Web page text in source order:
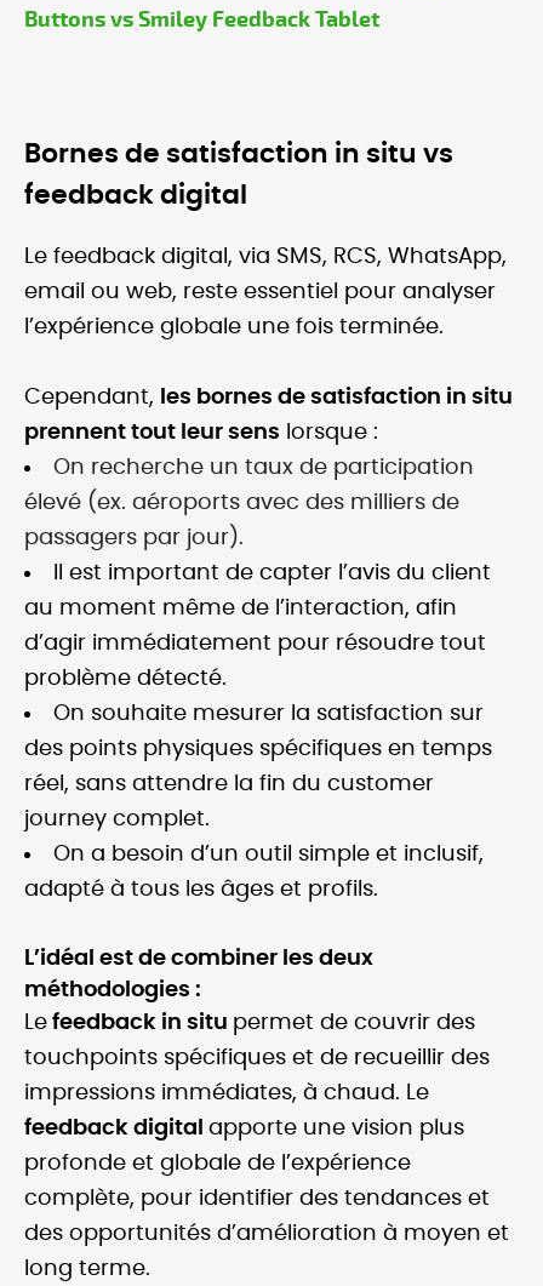
Buttons vs Smiley Feedback Tablet
Bornes de satisfaction in situ vs
feedback digital
Le feedback digital, via SMS, RCS, WhatsApp,
email ou web, reste essentiel pour analyser
l’expérience globale une fois terminée.
Cependant,
les bornes de satisfaction in situ
prennent tout leur sens lorsque :
On recherche un taux de participation
élevé (ex. aéroports avec des milliers de
passagers par jour).
Il est important de capter l’avis du client
au moment même de l’interaction, afin
d’agir immédiatement pour résoudre tout
problème détecté.
On souhaite mesurer la satisfaction sur
des points physiques spécifiques en temps
réel, sans attendre la fin du customer
journey complet.
On a besoin d’un outil simple et inclusif,
adapté à tous les âges et profils.
L’idéal est de combiner les deux
méthodologies :
Le feedback in situ permet de couvrir des
touchpoints spécifiques et de recueillir des
impressions immédiates, à chaud. Le
feedback digital apporte une vision plus
profonde et globale de l’expérience
complète, pour identifier des tendances et
des opportunités d’amélioration à moyen et
long terme.